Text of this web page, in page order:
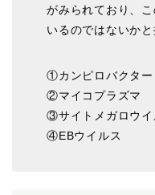
がみられており、
いるのではないかと
①カンピロバクター
②マイコプラズマ
③サイトメガロウイ
④EBウイルス